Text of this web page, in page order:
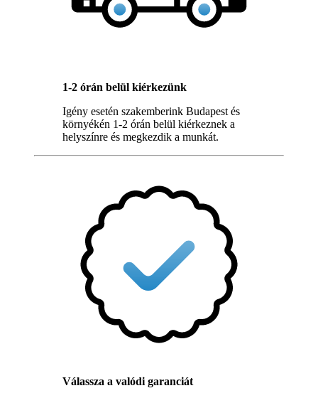
1-2 órán belül kiérkezünk
Igény esetén szakemberink Budapest és
környékén 1-2 órán belül kiérkeznek a
helyszínre és megkezdik a munkát.
Válassza a valódi garanciát